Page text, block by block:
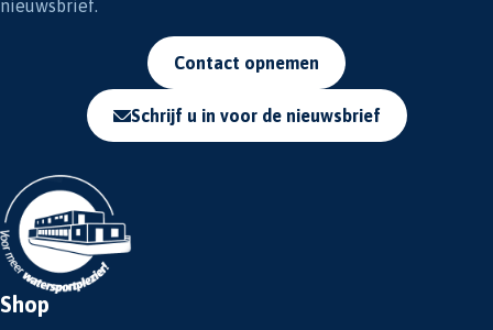
nieuwsbrief.
Contact opnemen
Schrijf u in voor de nieuwsbrief
Shop